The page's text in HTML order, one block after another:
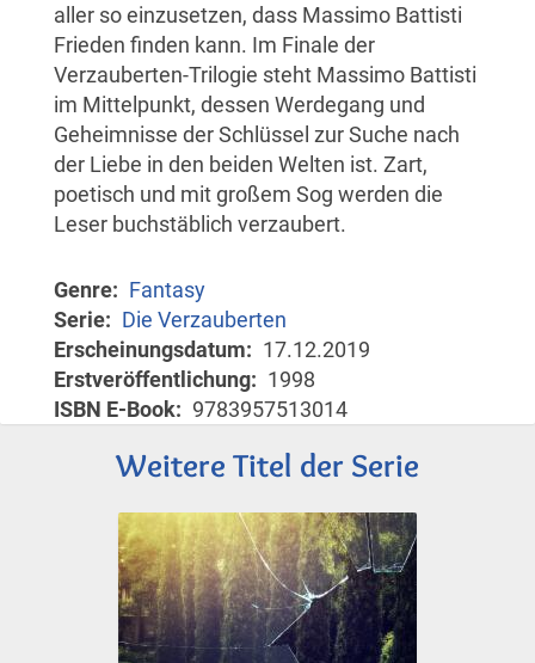
aller so einzusetzen, dass Massimo Battisti
Frieden finden kann. Im Finale der
Verzauberten-Trilogie steht Massimo Battisti
im Mittelpunkt, dessen Werdegang und
Geheimnisse der Schlüssel zur Suche nach
der Liebe in den beiden Welten ist. Zart,
poetisch und mit großem Sog werden die
Leser buchstäblich verzaubert.
Genre
Fantasy
Serie
Die Verzauberten
Erscheinungsdatum
17.12.2019
Erstveröffentlichung
1998
ISBN E-Book
9783957513014
Weitere Titel der Serie